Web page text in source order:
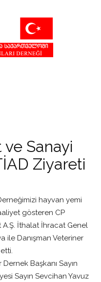
Sanayi
Ziyareti
hayvan yemi
gösteren CP
A.Ş. İthalat İhracat Genel
ile Danışman Veteriner
Başkanı Sayın
Sayın Sevcihan Yavuz